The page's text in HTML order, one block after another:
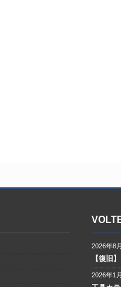
2026年8
【復旧
2026年1